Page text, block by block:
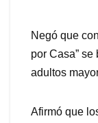
Negó que
por Casa”
adultos
Afirmó que